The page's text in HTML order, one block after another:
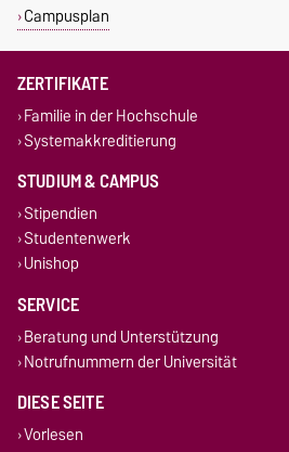
Campusplan
ZERTIFIKATE
Familie in der Hochschule
Systemakkreditierung
STUDIUM & CAMPUS
Stipendien
Studentenwerk
Unishop
SERVICE
Beratung und Unterstützung
Notrufnummern der Universität
DIESE SEITE
Vorlesen